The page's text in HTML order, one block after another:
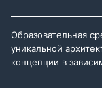
Образовательная
уникальной
концепции в